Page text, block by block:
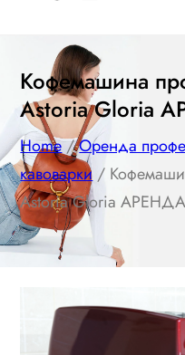
Кофемашина
Astoria Gloria
Home/Оренда
кавоварки /
Astoria Gloria